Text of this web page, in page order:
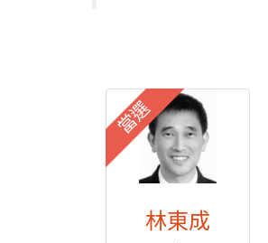
當選
林東成